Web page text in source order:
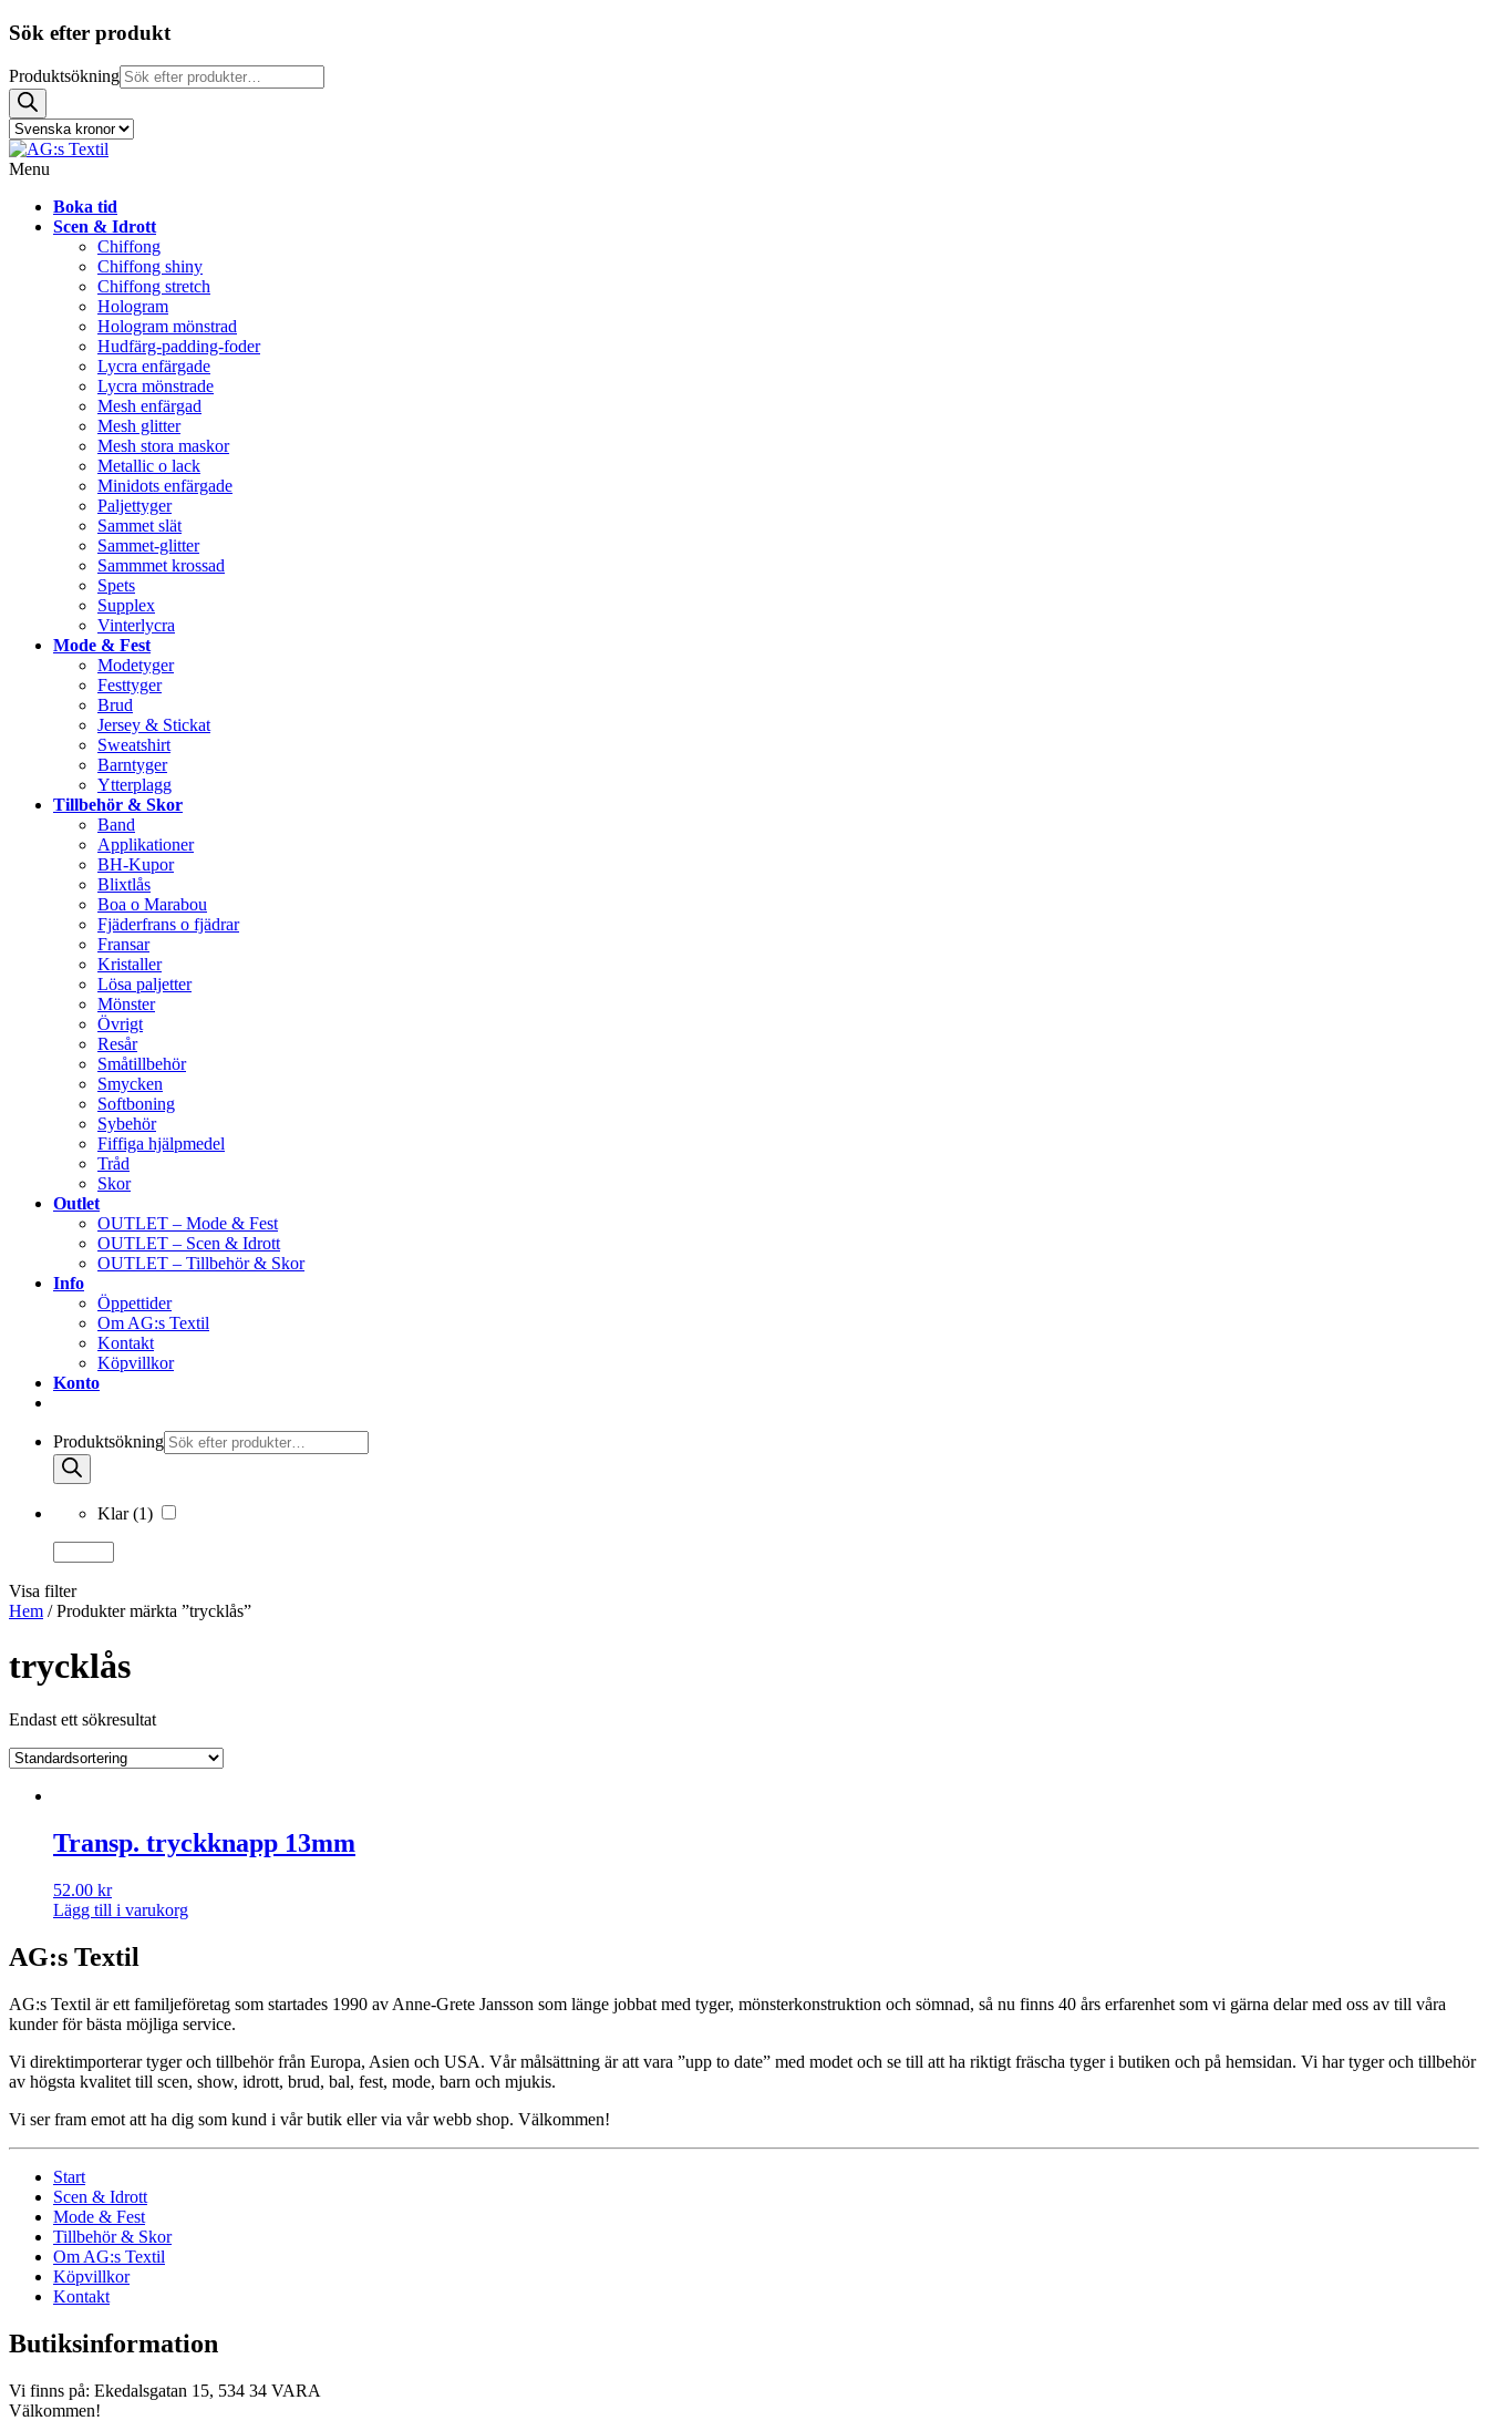
Sök efter produkt
Produktsökning
Menu
Boka tid
Scen & Idrott
Chiffong
Chiffong shiny
Chiffong stretch
Hologram
Hologram mönstrad
Hudfärg-padding-foder
Lycra enfärgade
Lycra mönstrade
Mesh enfärgad
Mesh glitter
Mesh stora maskor
Metallic o lack
Minidots enfärgade
Paljettyger
Sammet slät
Sammet-glitter
Sammmet krossad
Spets
Supplex
Vinterlycra
Mode & Fest
Modetyger
Festtyger
Brud
Jersey & Stickat
Sweatshirt
Barntyger
Ytterplagg
Tillbehör & Skor
Band
Applikationer
BH-Kupor
Blixtlås
Boa o Marabou
Fjäderfrans o fjädrar
Fransar
Kristaller
Lösa paljetter
Mönster
Övrigt
Resår
Småtillbehör
Smycken
Softboning
Sybehör
Fiffiga hjälpmedel
Tråd
Skor
Outlet
OUTLET – Mode & Fest
OUTLET – Scen & Idrott
OUTLET – Tillbehör & Skor
Info
Öppettider
Om AG:s Textil
Kontakt
Köpvillkor
Konto
Produktsökning
Klar(1)
Visa filter
Hem / Produkter märkta ”trycklås”
trycklås
Endast ett sökresultat
Transp. tryckknapp 13mm
52.00 kr
Lägg till i varukorg
AG:s Textil
AG:s Textil är ett familjeföretag som startades 1990 av Anne-Grete Jansson som länge jobbat med tyger, mönsterkonstruktion och sömnad, så nu finns 40 års erfarenhet som vi gärna delar med oss av till våra
kunder för bästa möjliga service.
Vi direktimporterar tyger och tillbehör från Europa, Asien och USA. Vår målsättning är att vara ”upp to date” med modet och se till att ha riktigt fräscha tyger i butiken och på hemsidan. Vi har tyger och tillbehör
av högsta kvalitet till scen, show, idrott, brud, bal, fest, mode, barn och mjukis.
Vi ser fram emot att ha dig som kund i vår butik eller via vår webb shop. Välkommen!
Start
Scen & Idrott
Mode & Fest
Tillbehör & Skor
Om AG:s Textil
Köpvillkor
Kontakt
Butiksinformation
Vi finns på: Ekedalsgatan 15, 534 34 VARA
Välkommen!